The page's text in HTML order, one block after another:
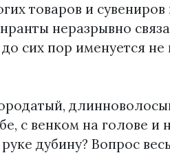
товаров и сувениров
неразрывно
сих пор именуется не
с венком на голове и
дубину? Вопрос